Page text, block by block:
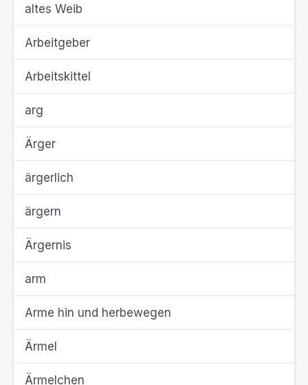
altes Weib
Arbeitgeber
Arbeitskittel
arg
Ärger
ärgerlich
ärgern
Ärgernis
arm
Arme hin und herbewegen
Ärmel
Ärmelchen